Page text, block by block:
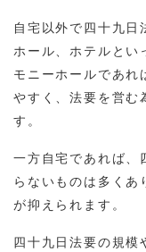
自宅以外で四十九
ホール、ホテルとい
モニーホールであれ
やすく、法要を営む
す。
一方自宅であれば、
らないものは多く
が抑えられます。
四十九日法要の規模